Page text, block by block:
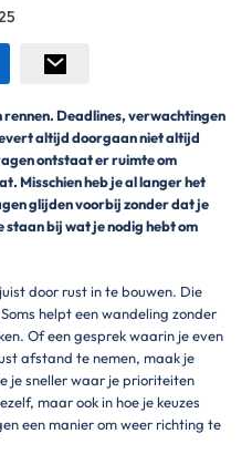
rennen. Deadlines, verwachtingen
altijd doorgaan niet altijd
ontstaat er ruimte om
Misschien heb je al langer het
glijden voorbij zonder dat je
staan bij wat je nodig hebt om
door rust in te bouwen. Die
helpt een wandeling zonder
Of een gesprek waarin je even
afstand te nemen, maak je
je sneller waar je prioriteiten
maar ook in hoe je keuzes
een manier om weer richting te